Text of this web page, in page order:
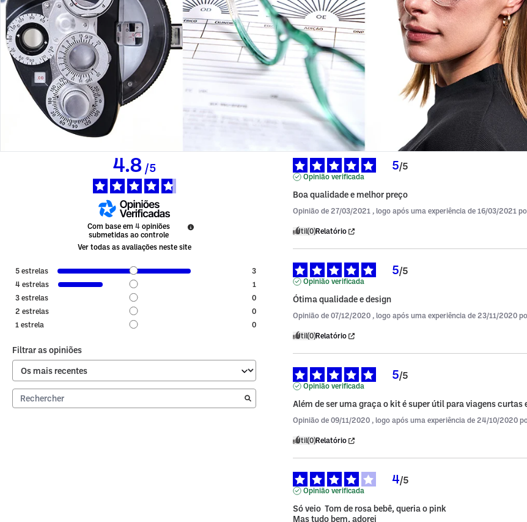
4.8/5
Com base em 4 opiniões
submetidas ao controle
Ver todas as avaliações neste site
5 estrelas
3
4 estrelas
1
3 estrelas
0
2 estrelas
0
1 estrela 0
Filtrar as opiniões
5/5
Opinião verificada
Boa qualidade e melhor preço
Opinião de 27/03/2021 , logo após uma experiência de 16/03/2021
Útil(0)Relatório
5/5
Opinião verificada
Ótima qualidade e design
Opinião de 07/12/2020 , logo após uma experiência de 23/11/2020
Útil(0)Relatório
5/5
Opinião verificada
Além de ser uma graça o kit é super útil para viagens curtas
Opinião de 09/11/2020 , logo após uma experiência de 24/10/2020
Útil(0)Relatório
4/5
Opinião verificada
Só veio  Tom de rosa bebê, queria o pink
Mas tudo bem, adorei